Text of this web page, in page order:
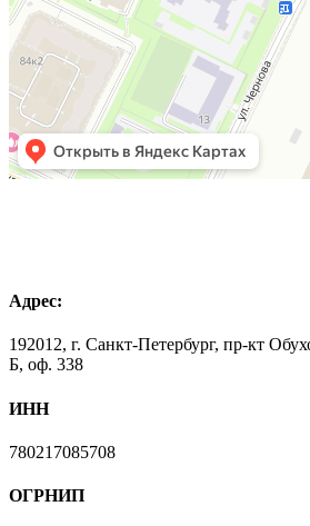
Адрес:
192012, г. Санкт-Петербург, пр-кт
Б, оф. 338
ИНН
780217085708
ОГРНИП